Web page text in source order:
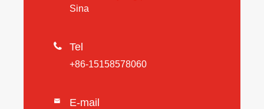
Sina
 Tel
+86-15158578060
 E-mail